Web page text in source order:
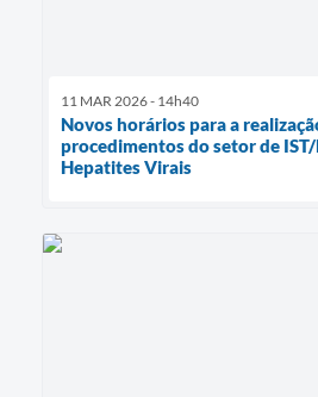
11 MAR 2026 - 14h40
Novos horários para a
procedimentos do setor de
Hepatites Virais